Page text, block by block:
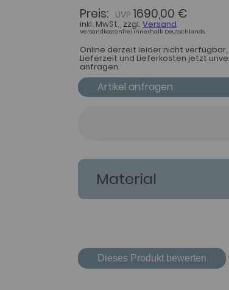
Preis: 1690,00 €
inkl. MwSt., zzgl. Versand
Versandkostenfrei innerhalb Deutschlands.
Online derzeit leider nicht verfügbar,
Lieferzeit und Lieferkosten jetzt
anfragen.
Artikel anfragen
Material
Dieses Produkt bewerten